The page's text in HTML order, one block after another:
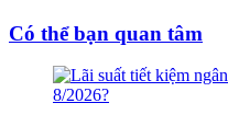
Có thể bạn quan tâm